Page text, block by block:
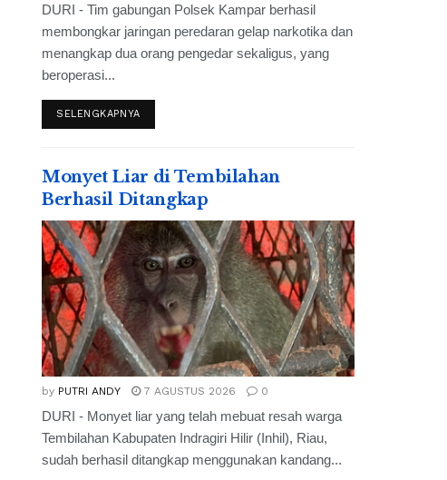
DURI - Tim gabungan Polsek Kampar berhasil
membongkar jaringan peredaran gelap narkotika dan
menangkap dua orang pengedar sekaligus, yang
beroperasi...
SELENGKAPNYA
Monyet Liar di Tembilahan
Berhasil Ditangkap
by PUTRI ANDY 7 AGUSTUS 2026 0
DURI - Monyet liar yang telah mebuat resah warga
Tembilahan Kabupaten Indragiri Hilir (Inhil), Riau,
sudah berhasil ditangkap menggunakan kandang...